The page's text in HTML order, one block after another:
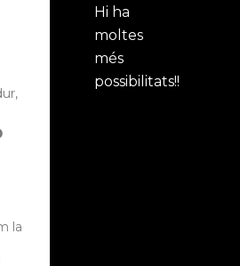
la
Hi ha
moltes
més
possibilitats!!